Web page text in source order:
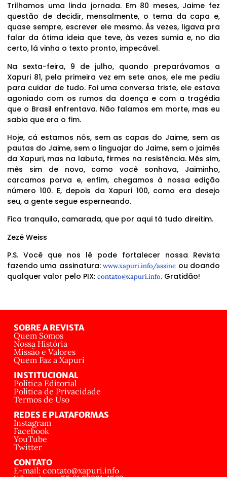
Trilhamos uma linda jornada. Em 80 meses, Jaime fez
questão de decidir, mensalmente, o tema da capa e,
quase sempre, escrever ele mesmo. Às vezes, ligava pra
falar da ótima ideia que teve, às vezes sumia e, no dia
certo, lá vinha o texto pronto, impecável.
Na sexta-feira, 9 de julho, quando preparávamos a
Xapuri 81, pela primeira vez em sete anos, ele me pediu
para cuidar de tudo. Foi uma conversa triste, ele estava
agoniado com os rumos da doença e com a tragédia
que o Brasil enfrentava. Não falamos em morte, mas eu
sabia que era o fim.
Hoje, cá estamos nós, sem as capas do Jaime, sem as
pautas do Jaime, sem o linguajar do Jaime, sem o jaimês
da Xapuri, mas na labuta, firmes na resistência. Mês sim,
mês sim de novo, como você sonhava, Jaiminho,
carcamos porva e, enfim, chegamos à nossa edição
número 100. E, depois da Xapuri 100, como era desejo
seu, a gente segue esperneando.
Fica tranquilo, camarada, que por aqui tá tudo direitim.
Zezé Weiss
P.S. Você que nos lê pode fortalecer nossa Revista
fazendo uma assinatura:www.xapuri.info/assine ou doando
qualquer valor pelo PIX: contato@xapuri.info. Gratidão!
SOBRE A REVISTA
Quem Somos
Nossa História
Missão e Valores
Quem Faz a Xapuri
INSTITUCIONAL
Política Editorial
Política de Privacidade
Termos de Uso
REDES E PLATAFORMAS
Instagram
Facebook
YouTube
Twitter
CONTATO
E-mail: contato@xapuri.info